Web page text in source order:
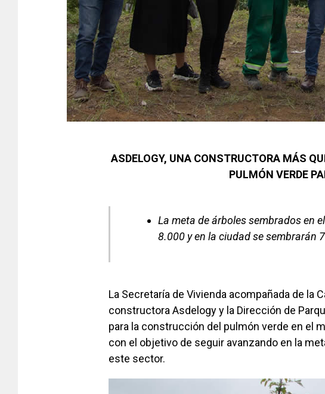
ASDELOGY, UNA CONSTRUCTORA MÁS
PULMÓN VERDE
La meta de árboles sembrados en
8.000 y en la ciudad se sembrarán
La Secretaría de Vivienda acompañada de la
constructora Asdelogy y la Dirección de
para la construcción del pulmón verde en el
con el objetivo de seguir avanzando en la
este sector.